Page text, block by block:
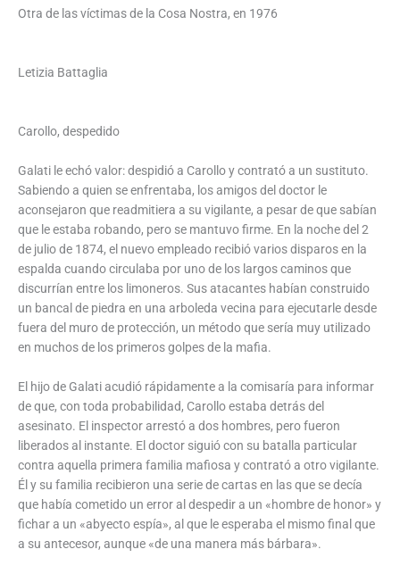
Otra de las víctimas de la Cosa Nostra, en 1976
Letizia Battaglia
Carollo, despedido
Galati le echó valor: despidió a Carollo y contrató a un sustituto.
Sabiendo a quien se enfrentaba, los amigos del doctor le
aconsejaron que readmitiera a su vigilante, a pesar de que sabían
que le estaba robando, pero se mantuvo firme. En la noche del 2
de julio de 1874, el nuevo empleado recibió varios disparos en la
espalda cuando circulaba por uno de los largos caminos que
discurrían entre los limoneros. Sus atacantes habían construido
un bancal de piedra en una arboleda vecina para ejecutarle desde
fuera del muro de protección, un método que sería muy utilizado
en muchos de los primeros golpes de la mafia.
El hijo de Galati acudió rápidamente a la comisaría para informar
de que, con toda probabilidad, Carollo estaba detrás del
asesinato. El inspector arrestó a dos hombres, pero fueron
liberados al instante. El doctor siguió con su batalla particular
contra aquella primera familia mafiosa y contrató a otro vigilante.
Él y su familia recibieron una serie de cartas en las que se decía
que había cometido un error al despedir a un «hombre de honor» y
fichar a un «abyecto espía», al que le esperaba el mismo final que
a su antecesor, aunque «de una manera más bárbara».